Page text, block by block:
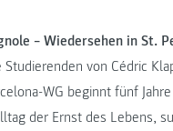
– Wiedersehen in St.
Studierenden von Cédric
WG beginnt fünf
der Ernst des Lebens,